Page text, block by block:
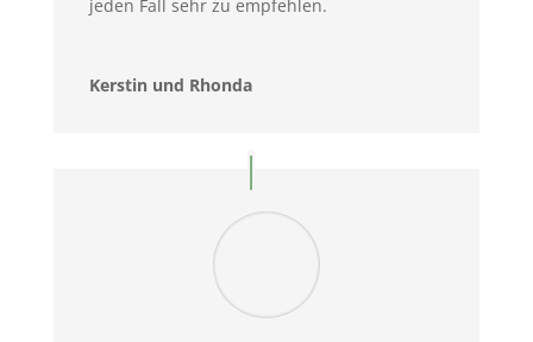
jeden Fall sehr zu empfehlen.
Kerstin und Rhonda